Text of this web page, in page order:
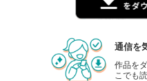
通信を
作品を
こでも